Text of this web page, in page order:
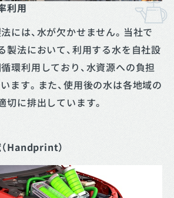
利用
には、水が欠かせません。当社で
製法において、利用する水を自社設
環利用しており、水資源への負担
ます。また、使用後の水は各地域の
切に排出しています。
Handprint）